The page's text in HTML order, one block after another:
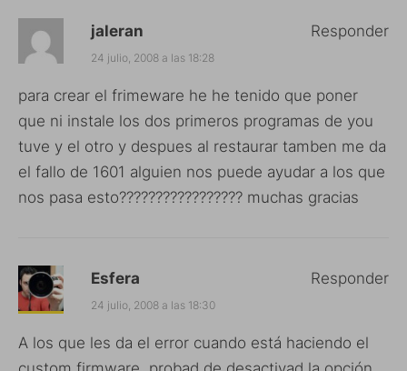
jaleran
24 julio, 2008 a las 18:28
para crear el frimeware he he tenido que poner
que ni instale los dos primeros programas de you
tuve y el otro y despues al restaurar tamben me da
el fallo de 1601 alguien nos puede ayudar a los que
nos pasa esto????????????????? muchas gracias
Responder
Esfera
24 julio, 2008 a las 18:30
A los que les da el error cuando está haciendo el
Responder